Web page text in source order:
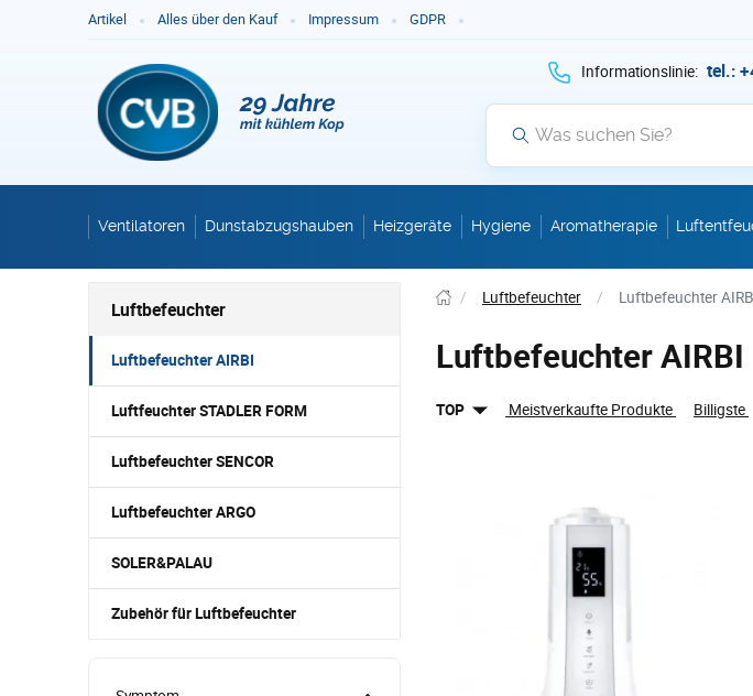
Artikel Alles über den Kauf Impressum GDPR
Informationslinie: tel.:
Ventilatoren Dunstabzugshauben Heizgeräte Hygiene Aromatherapie
/ Luftbefeuchter / Luftbefeuchter
Luftbefeuchter AIRBI
TOP Meistverkaufte Produkte Billigste
Luftbefeuchter
Luftbefeuchter AIRBI
Luftfeuchter STADLER FORM
Luftbefeuchter SENCOR
Luftbefeuchter ARGO
SOLER&PALAU
Zubehör für Luftbefeuchter